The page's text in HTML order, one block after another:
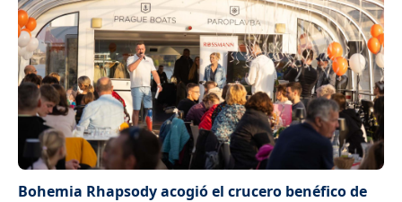
Bohemia Rhapsody acogió el crucero benéfico de